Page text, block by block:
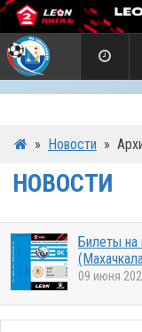
» Новости »
НОВОСТИ
Билеты на
09 июня